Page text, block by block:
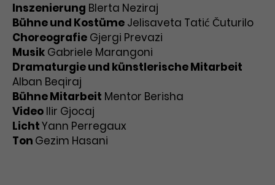
Inszenierung Blerta Neziraj
Bühne und Kostüme Jelisaveta Tatić Čuturilo
Choreografie Gjergi Prevazi
Musik Gabriele Marangoni
Dramaturgie und künstlerische Mitarbeit
Alban Beqiraj
BühneMitarbeit Mentor Berisha
Video Ilir Gjocaj
LichtYann Perregaux
Ton Gezim Hasani